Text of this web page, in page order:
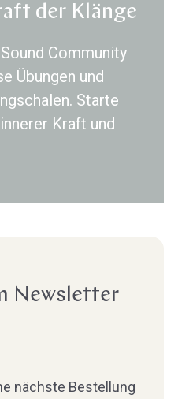
der Klänge
Community
Übungen und
Starte
Kraft und
Newsletter
nächste Bestellung